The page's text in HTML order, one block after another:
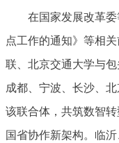
在国家发展改革
点工作的通知》等相
联、北京交通大学与
成都、宁波、长沙、
该联合体，共筑数智
国省协作新架构。临